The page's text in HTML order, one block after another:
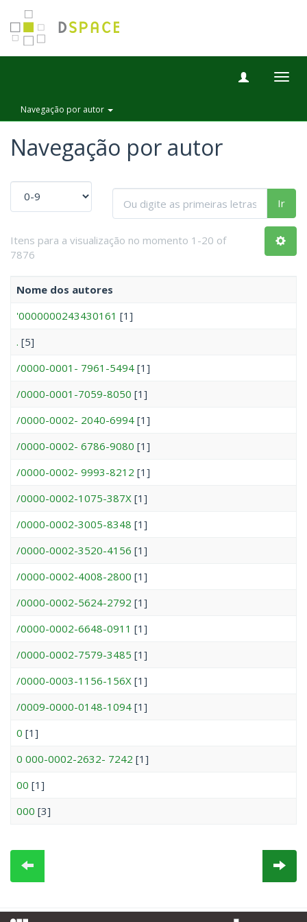
Navegação por autor
Navegação por autor
Ir
Itens para a visualização no momento 1-20 of
7876
Nome dos autores
'0000000243430161 [1]
. [5]
/0000-0001- 7961-5494 [1]
/0000-0001-7059-8050 [1]
/0000-0002- 2040-6994 [1]
/0000-0002- 6786-9080 [1]
/0000-0002- 9993-8212 [1]
/0000-0002-1075-387X [1]
/0000-0002-3005-8348 [1]
/0000-0002-3520-4156 [1]
/0000-0002-4008-2800 [1]
/0000-0002-5624-2792 [1]
/0000-0002-6648-0911 [1]
/0000-0002-7579-3485 [1]
/0000-0003-1156-156X [1]
/0009-0000-0148-1094 [1]
0 [1]
0 000-0002-2632- 7242 [1]
00 [1]
000 [3]